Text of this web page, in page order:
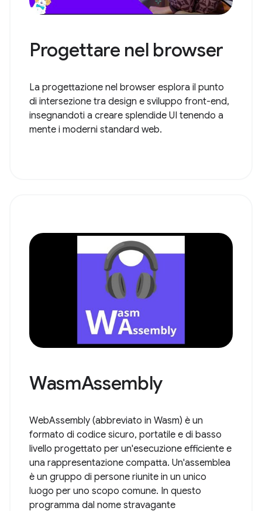
Progettare nel browser
La progettazione nel browser esplora il punto
di intersezione tra design e sviluppo front-end,
insegnandoti a creare splendide UI tenendo a
mente i moderni standard web.
WasmAssembly
WebAssembly (abbreviato in Wasm) è un
formato di codice sicuro, portatile e di basso
livello progettato per un'esecuzione efficiente e
una rappresentazione compatta. Un'assemblea
è un gruppo di persone riunite in un unico
luogo per uno scopo comune. In questo
programma dal nome stravagante